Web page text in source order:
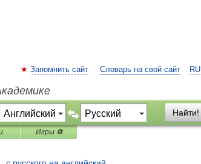
RU
Запомнить сайт Словарь на свой сайт
Найти!
Игры ⚽